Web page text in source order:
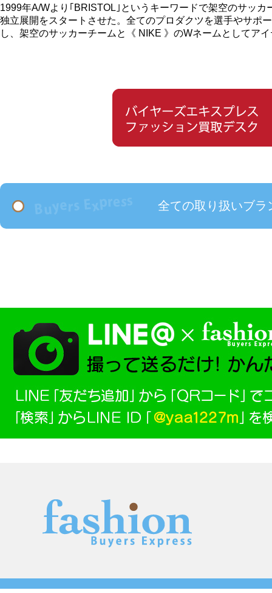
1999年A/Wより｢BRISTOL｣というキーワードで架空のサッ
独立展開をスタートさせた。全てのプロダクツを選手やサポ
し、架空のサッカーチームと《 NIKE 》のWネームとしてア
全ての取り扱いブラ